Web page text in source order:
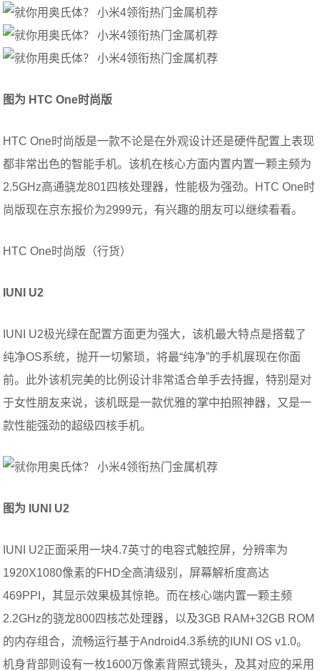
图为 HTC One时尚版
HTC One时尚版是一款不论是在外观设计还是硬件配置上表现
都非常出色的智能手机。该机在核心方面内置内置一颗主频为
2.5GHz高通骁龙801四核处理器，性能极为强劲。HTC One时
尚版现在京东报价为2999元，有兴趣的朋友可以继续看看。
HTC One时尚版（行货）
IUNI U2
IUNI U2极光绿在配置方面更为强大，该机最大特点是搭载了
纯净OS系统，抛开一切繁琐，将最“纯净”的手机展现在你面
前。此外该机完美的比例设计非常适合单手去持握，特别是对
于女性朋友来说，该机既是一款优雅的掌中拍照神器，又是一
款性能强劲的超级四核手机。
图为 IUNI U2
IUNI U2正面采用一块4.7英寸的电容式触控屏，分辨率为
1920X1080像素的FHD全高清级别，屏幕解析度高达
469PPI，其显示效果极其惊艳。而在核心端内置一颗主频
2.2GHz的骁龙800四核芯处理器，以及3GB RAM+32GB ROM
的内存组合，流畅运行基于Android4.3系统的IUNI OS v1.0。
机身背部则设有一枚1600万像素背照式镜头，及其对应的采用